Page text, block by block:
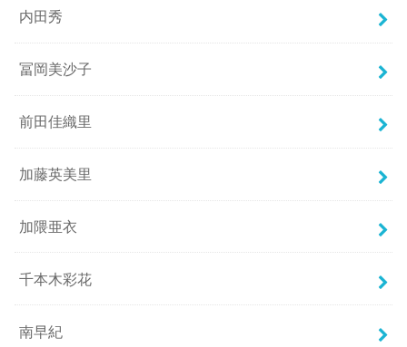
内田秀
冨岡美沙子
前田佳織里
加藤英美里
加隈亜衣
千本木彩花
南早紀